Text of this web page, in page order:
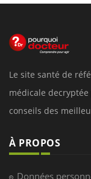
Le site santé de
médicale
conseils des
À PROPOS
Données